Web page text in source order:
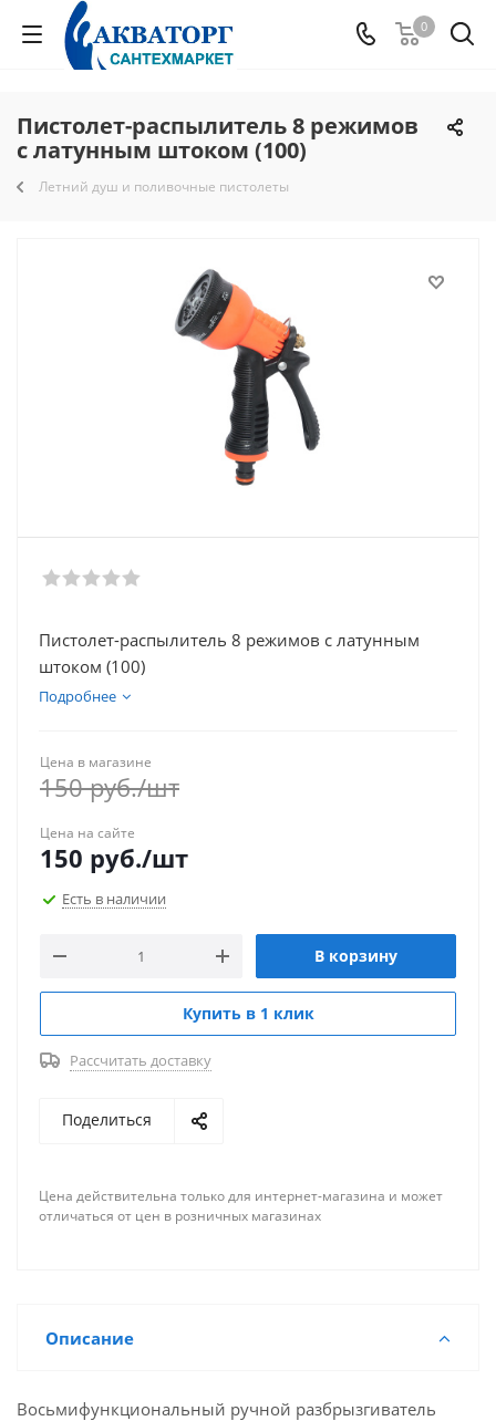
0
Пистолет-распылитель 8 режимов
с латунным штоком (100)
Летний душ и поливочные пистолеты
Пистолет-распылитель 8 режимов с латунным
штоком (100)
Подробнее
Цена в магазине
150руб./шт
Цена на сайте
150 руб./шт
Есть в наличии
В корзину
Купить в 1 клик
Рассчитать доставку
Поделиться
Цена действительна только для интернет-магазина и может
отличаться от цен в розничных магазинах
Описание
Восьмифункциональный ручной разбрызгиватель